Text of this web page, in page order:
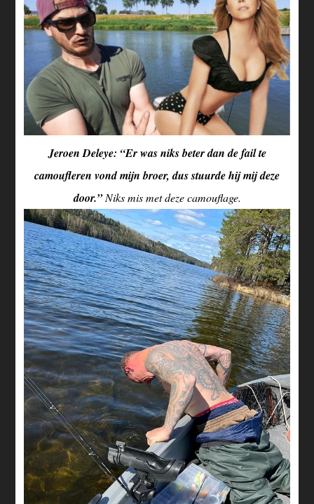
Jeroen Deleye: “Er was niks beter dan de fail te
camoufleren vond mijn broer, dus stuurde hij mij deze
door.”Niks mis met deze camouflage.